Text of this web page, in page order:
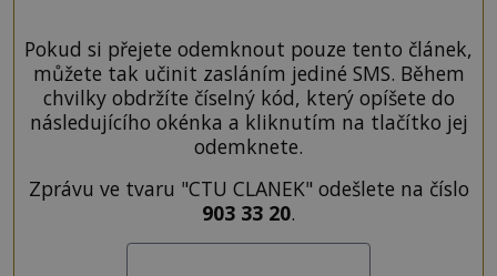
Pokud si přejete odemknout pouze tento článek,
můžete tak učinit zasláním jediné SMS. Během
chvilky obdržíte číselný kód, který opíšete do
následujícího okénka a kliknutím na tlačítko jej
odemknete.
Zprávu ve tvaru "CTU CLANEK" odešlete na číslo
903 33 20.